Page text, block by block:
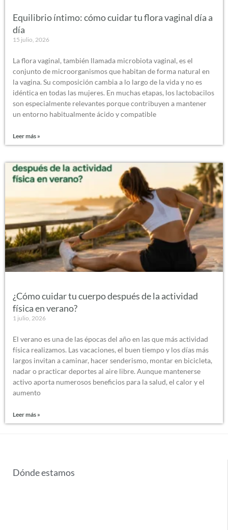
Equilibrio íntimo: cómo cuidar tu flora vaginal día a
día
15 julio, 2026
La flora vaginal, también llamada microbiota vaginal, es el
conjunto de microorganismos que habitan de forma natural en
la vagina. Su composición cambia a lo largo de la vida y no es
idéntica en todas las mujeres. En muchas etapas, los lactobacilos
son especialmente relevantes porque contribuyen a mantener
un entorno habitualmente ácido y compatible
Leer más »
¿Cómo cuidar tu cuerpo después de la actividad
física en verano?
1 julio, 2026
El verano es una de las épocas del año en las que más actividad
física realizamos. Las vacaciones, el buen tiempo y los días más
largos invitan a caminar, hacer senderismo, montar en bicicleta,
nadar o practicar deportes al aire libre. Aunque mantenerse
activo aporta numerosos beneficios para la salud, el calor y el
aumento
Leer más »
Dónde estamos